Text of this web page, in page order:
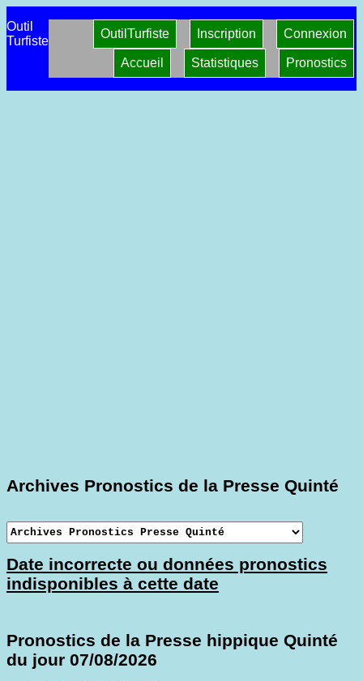
Outil
Turfiste
Connexion
Inscription
OutilTurfiste
Pronostics
Statistiques
Accueil
Archives Pronostics de la Presse Quinté
Date incorrecte ou données pronostics
indisponibles à cette date
Pronostics de la Presse hippique Quinté
du jour 07/08/2026